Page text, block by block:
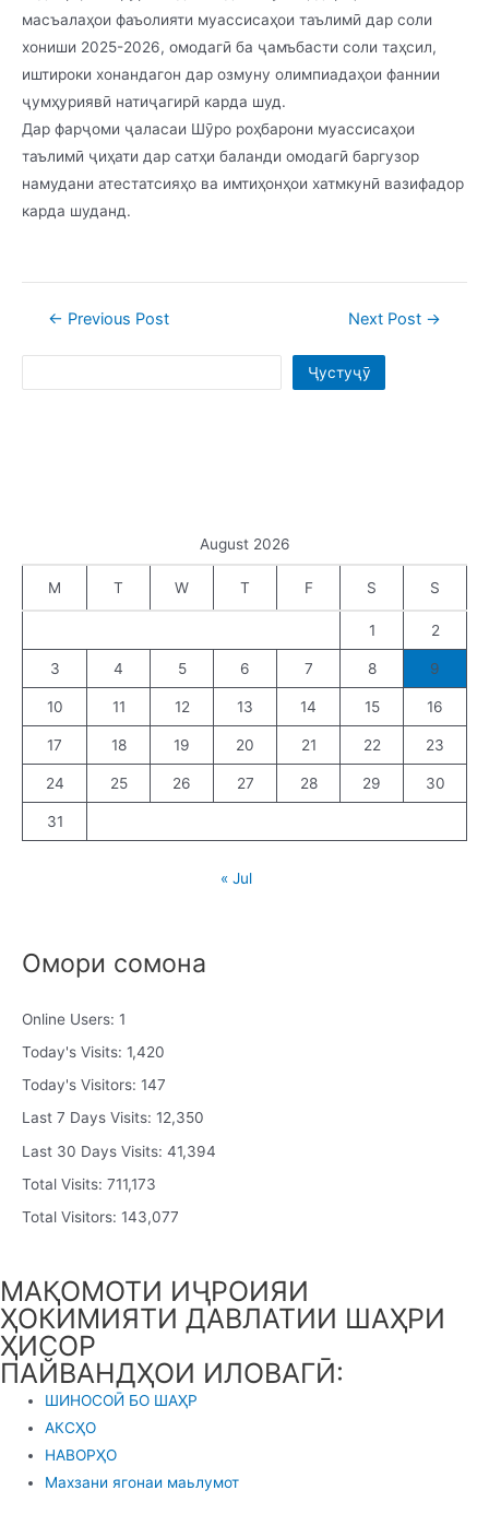
масъалаҳои фаъолияти муассисаҳои таълимӣ дар соли
хониши 2025-2026, омодагӣ ба ҷамъбасти соли таҳсил,
иштироки хонандагон дар озмуну олимпиадаҳои фаннии
ҷумҳуриявӣ натиҷагирӣ карда шуд.
Дар фарҷоми ҷаласаи Шӯро роҳбарони муассисаҳои
таълимӣ ҷиҳати дар сатҳи баланди омодагӣ баргузор
намудани атестатсияҳо ва имтиҳонҳои хатмкунӣ вазифадор
карда шуданд.
Post← Previous Post Next Post →
Ҷустуҷӯ
August 2026
M T W T F S S
1 2
3 4 5 6 7 8 9
10 11 12 13 14 15 16
17 18 19 20 21 22 23
24 25 26 27 28 29 30
31
« Jul
Омори сомона
Online Users: 1
Today's Visits: 1,420
Today's Visitors: 147
Last 7 Days Visits: 12,350
Last 30 Days Visits: 41,394
Total Visits: 711,173
Total Visitors: 143,077
МАҚОМОТИ ИҶРОИЯИ
ҲОКИМИЯТИ ДАВЛАТИИ ШАҲРИ
ҲИСОР
ПАЙВАНДҲОИ ИЛОВАГӢ:
ШИНОСОӢ БО ШАҲР
АКСҲО
НАВОРҲО
Махзани ягонаи маьлумот